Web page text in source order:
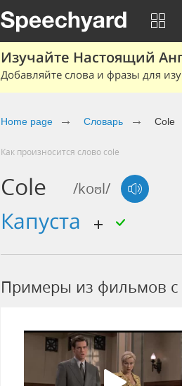
Изучайте Настоящий
Добавляйте слова и фразы для
Home page Словарь Cole
Как произносится слово cole
Cole /koʊl/
капуста
Примеры из фильмов c